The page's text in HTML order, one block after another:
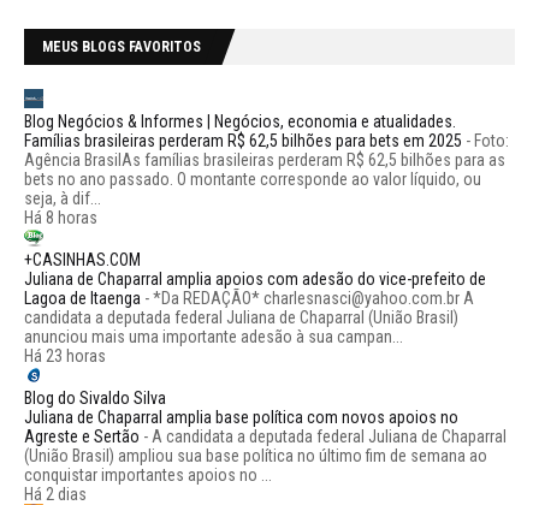
MEUS BLOGS FAVORITOS
Blog Negócios & Informes | Negócios, economia e atualidades.
Famílias brasileiras perderam R$ 62,5 bilhões para bets em 2025 - Foto:
Agência BrasilAs famílias brasileiras perderam R$ 62,5 bilhões para as
bets no ano passado. O montante corresponde ao valor líquido, ou
seja, à dif...
Há 8 horas
+CASINHAS.COM
Juliana de Chaparral amplia apoios com adesão do vice-prefeito de
Lagoa de Itaenga -*Da REDAÇÃO* charlesnasci@yahoo.com.br A
candidata a deputada federal Juliana de Chaparral (União Brasil)
anunciou mais uma importante adesão à sua campan...
Há 23 horas
Blog do Sivaldo Silva
Juliana de Chaparral amplia base política com novos apoios no
Agreste e Sertão - A candidata a deputada federal Juliana de Chaparral
(União Brasil) ampliou sua base política no último fim de semana ao
conquistar importantes apoios no ...
Há 2 dias